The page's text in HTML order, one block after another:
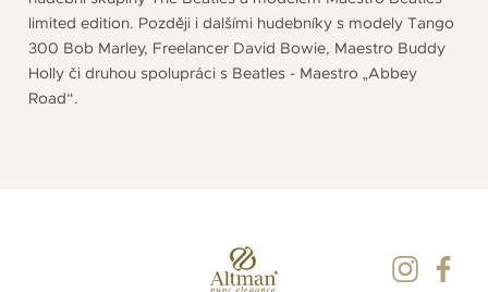
limited edition. Později i dalšími hudebníky s modely Tango
300 Bob Marley, Freelancer David Bowie, Maestro Buddy
Holly či druhou spolupráci s Beatles - Maestro „Abbey
Road“.